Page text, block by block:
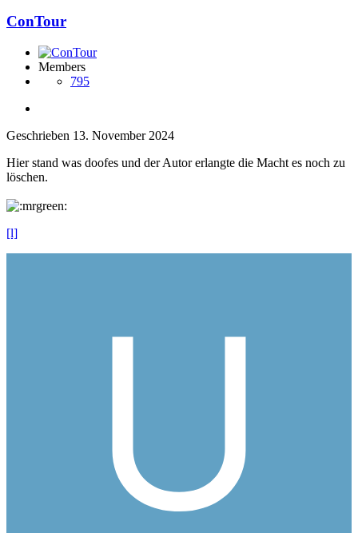
ConTour
Members
795
Geschrieben 13. November 2024
Hier stand was doofes und der Autor erlangte die Macht es noch zu
löschen.
[l]